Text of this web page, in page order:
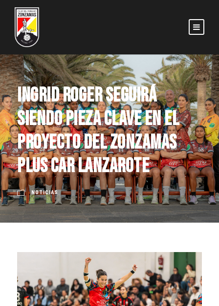
Ingrid Roger seguirá
siendo pieza clave en el
proyecto del Zonzamas
Plus Car Lanzarote
NOTICIAS